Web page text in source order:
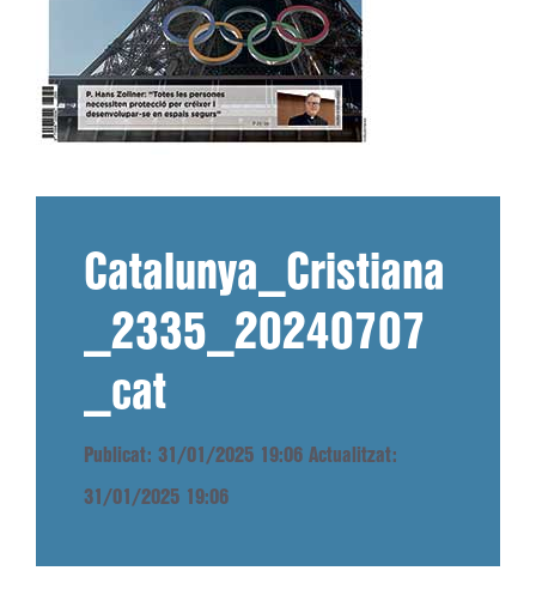
Catalunya_Cristiana
_2335_20240707
_cat
Publicat: 31/01/2025 19:06 Actualitzat:
31/01/2025 19:06